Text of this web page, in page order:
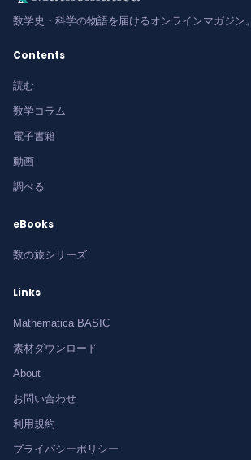
数学史・科学の物語を届けるオンラインマガジン。
Contents
読む
数学コラム
電子書籍
動画
調べる
eBooks
数の旅シリーズ
Links
Mathematica BASIC
素材ダウンロード
About
お問い合わせ
利用規約
プライバシーポリシー